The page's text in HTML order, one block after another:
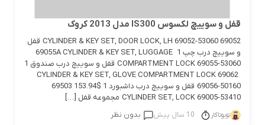
قفل و سوییچ لکسوس IS300 مدل 2013 کروک
69052 CYLINDER & KEY SET, DOOR LOCK, LH 69052-53060 قفل
و سوییچ درب چپ 1 69055A CYLINDER & KEY SET, LUGGAGE
COMPARTMENT LOCK 69055-53060 قفل و سوییچ درب صندوق 1
69062 CYLINDER & KEY SET, GLOVE COMPARTMENT LOCK
69056-50160 قفل و سوییچ درب داشبورد 1 $153.94 69503
CYLINDER SET, LOCK 69005-53410 مجموعه قفل […]
تویوتاکار 10 سال پیش بدون نظر